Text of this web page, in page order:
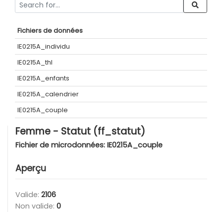
Fichiers de données
IE0215A_individu
IE0215A_thl
IE0215A_enfants
IE0215A_calendrier
IE0215A_couple
Femme - Statut (ff_statut)
Fichier de microdonnées: IE0215A_couple
Aperçu
Valide: 2106
Non valide: 0